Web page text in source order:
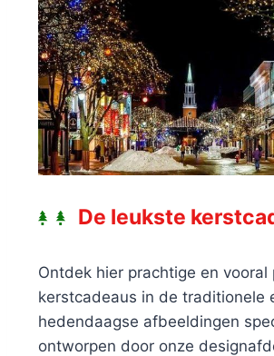
De leukste
Ontdek hier prachtige en vooral
kerstcadeaus in de traditionele
hedendaagse afbeeldingen
ontworpen door onze